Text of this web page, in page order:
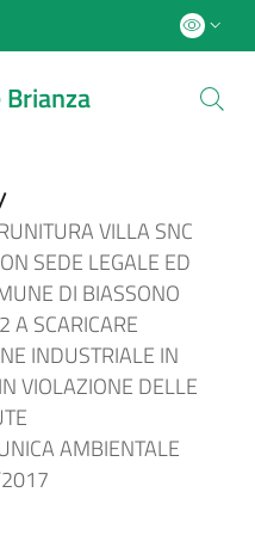
Brianza
VILLA SNC
SEDE LEGALE ED
DI BIASSONO
A SCARICARE
INDUSTRIALE IN
VIOLAZIONE DELLE
AMBIENTALE